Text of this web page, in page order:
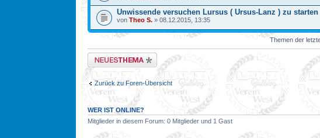
Unwissende versuchen Lursus ( Ursus-Lanz ) zu starten
von Theo S. » 08.12.2015, 13:35
Themen der
Neues Thema erstellen
Zurück zu Foren-Übersicht
WER IST ONLINE?
Mitglieder in diesem Forum: 0 Mitglieder und 1 Gast